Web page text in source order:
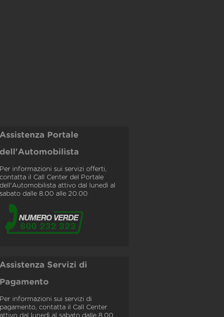
Assistenza Portale
dell'Automobilista
Per informazioni sui servizi offerti,
contatta il Call Center del Portale
dell'Automobilista attivo dal lunedì al
sabato dalle 8.00 alle 20.00
Assistenza Servizi di
Pagamento
Per informazioni sui servizi di
pagamento, contatta il Call Center